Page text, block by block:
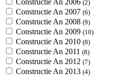
(2)
Constructie An 2007 (6)
Constructie An 2008 (9)
Constructie An 2009 (10)
Constructie An 2010 (8)
Constructie An 2011 (8)
Constructie An 2012 (7)
Constructie An 2013 (4)